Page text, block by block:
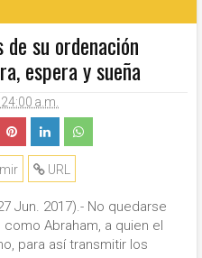
su ordenación
espera y sueña
a.m.
URL
Jun. 2017).- No quedarse
Abraham, a quien el
para así transmitir los